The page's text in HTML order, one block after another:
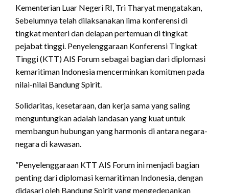
Kementerian Luar Negeri RI, Tri Tharyat mengatakan,
Sebelumnya telah dilaksanakan lima konferensi di
tingkat menteri dan delapan pertemuan di tingkat
pejabat tinggi. Penyelenggaraan Konferensi Tingkat
Tinggi (KTT) AIS Forum sebagai bagian dari diplomasi
kemaritiman Indonesia mencerminkan komitmen pada
nilai-nilai Bandung Spirit.
Solidaritas, kesetaraan, dan kerja sama yang saling
menguntungkan adalah landasan yang kuat untuk
membangun hubungan yang harmonis di antara negara-
negara di kawasan.
”Penyelenggaraan KTT AIS Forum ini menjadi bagian
penting dari diplomasi kemaritiman Indonesia, dengan
didasari oleh Bandung Spirit yang mengedepankan